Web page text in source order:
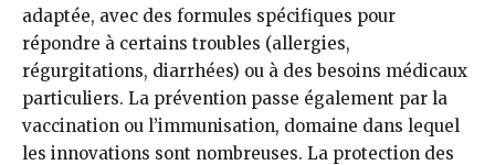
adaptée, avec des formules spécifiques pour
répondre à certains troubles (allergies,
régurgitations, diarrhées) ou à des besoins médicaux
particuliers. La prévention passe également par la
vaccination ou l’immunisation, domaine dans lequel
les innovations sont nombreuses. La protection des